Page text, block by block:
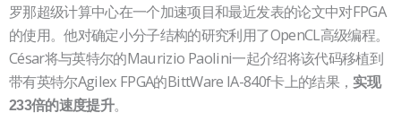
罗那超级计算中心在一个加速项目和最近发表的论文中对FPGA
的使用。他对确定小分子结构的研究利用了OpenCL高级编程。
César将与英特尔的Maurizio Paolini一起介绍将该代码移植到
带有英特尔Agilex FPGA的BittWare IA-840f卡上的结果， 实现
233倍的速度提升。